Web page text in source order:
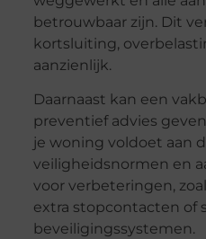
betrouwbaar zijn. Dit
kortsluiting,
aanzienlijk.
Daarnaast kan een
preventief advies
je woning voldoet aan
veiligheidsnormen en
voor verbeteringen,
extra stopcontacten of
beveiligingssystemen.